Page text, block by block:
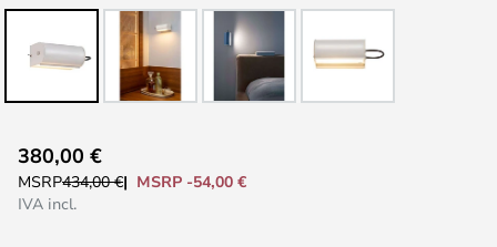
all'inizio
della
380,00 €
MSRP434,00 €
MSRP -54,00 €
IVA incl.